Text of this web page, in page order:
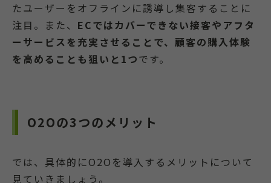
たユーザーをオフラインに誘導し集客することに
注目。また、 ECではカバーできない接客やアフタ
ーサービスを充実させることで、顧客の購入体験
を高めることも狙いと1つです。
O2Oの3つのメリット
では、具体的にO2Oを導入するメリットについて
見ていきましょう。